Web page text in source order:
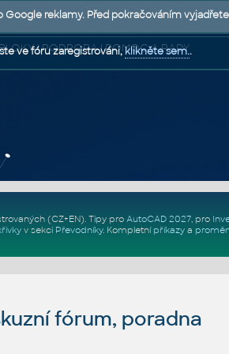
| PODPORA | POMOC A RADY
(CZ+EN). Tipy pro AutoCAD 2027, pro
v sekci Převodníky. Kompletní příkazya
fórum, poradna
reklamy. Před pokračováním
ve fóru zaregistrováni,klikněte sem..